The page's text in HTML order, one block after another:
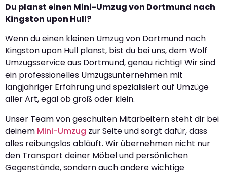
Du planst einen Mini-Umzug von Dortmund nach
Kingston upon Hull?
Wenn du einen kleinen Umzug von Dortmund nach
Kingston upon Hull planst, bist du bei uns, dem Wolf
Umzugsservice aus Dortmund, genau richtig! Wir sind
ein professionelles Umzugsunternehmen mit
langjähriger Erfahrung und spezialisiert auf Umzüge
aller Art, egal ob groß oder klein.
Unser Team von geschulten Mitarbeitern steht dir bei
deinem Mini-Umzug zur Seite und sorgt dafür, dass
alles reibungslos abläuft. Wir übernehmen nicht nur
den Transport deiner Möbel und persönlichen
Gegenstände, sondern auch andere wichtige